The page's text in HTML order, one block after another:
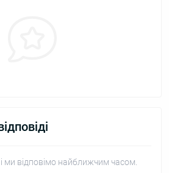
ми відповімо найближчим часом.